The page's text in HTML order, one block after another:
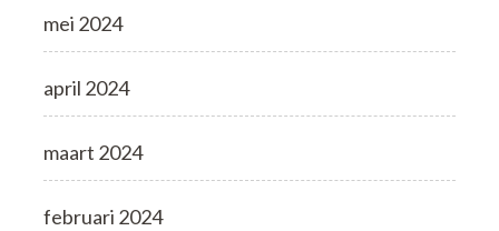
mei 2024
april 2024
maart 2024
februari 2024